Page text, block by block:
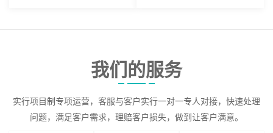
我们的服务
实行项目制专项运营，客服与客户实行一对一专人对接，快速处理
问题，满足客户需求，理赔客户损失，做到让客户满意。